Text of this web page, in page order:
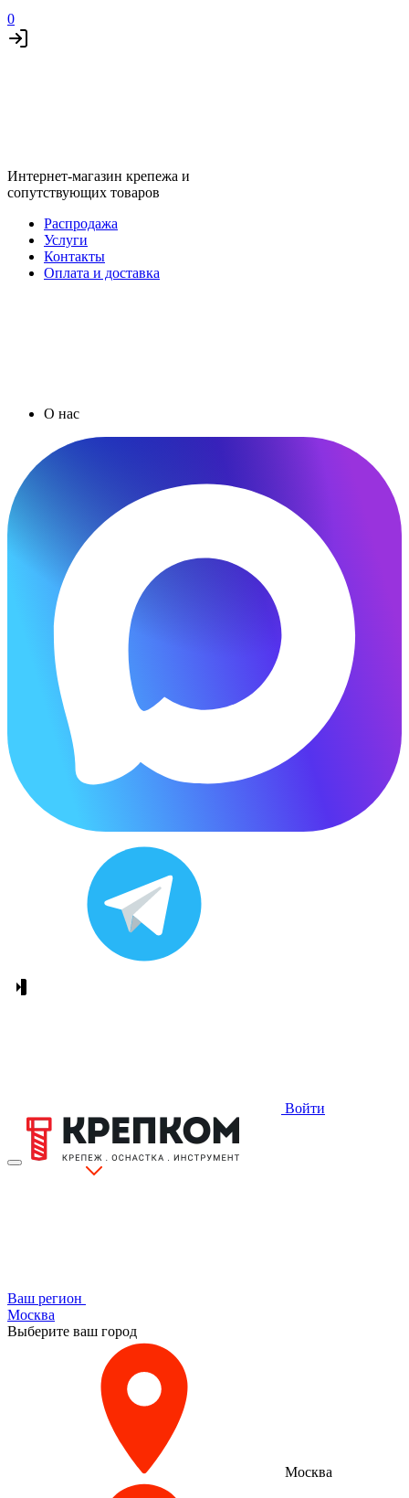
0
Интернет-магазин крепежа и
сопутствующих товаров
Распродажа
Услуги
Контакты
Оплата и доставка
О нас
Войти
Ваш регион
Москва
Выберите ваш город
Москва